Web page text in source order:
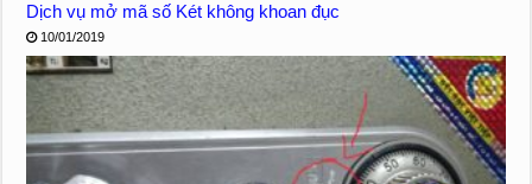
Dịch vụ mở mã số Két không khoan đục
10/01/2019